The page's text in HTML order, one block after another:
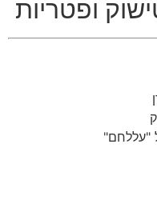
ופטריות